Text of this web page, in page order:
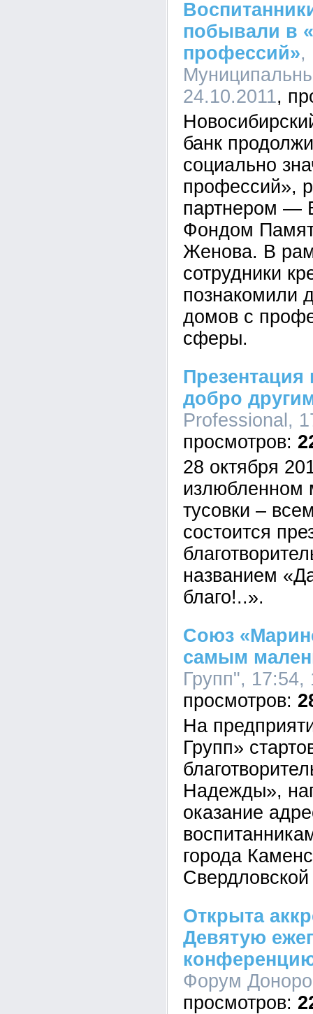
побывали в
профессий»,
24.10.2011
банк
социально
профессий»,
партнером —
Фондом
Женова. В
сотрудники
познакомили
домов с
сферы.
Презентация
добро
Professional,
28 октября
излюбленном
тусовки –
состоится
названием
благо!..».
Союз
самым
Групп", 17:54,
На
Групп»
Надежды»,
оказание
города
Открыта
Девятую
Форум